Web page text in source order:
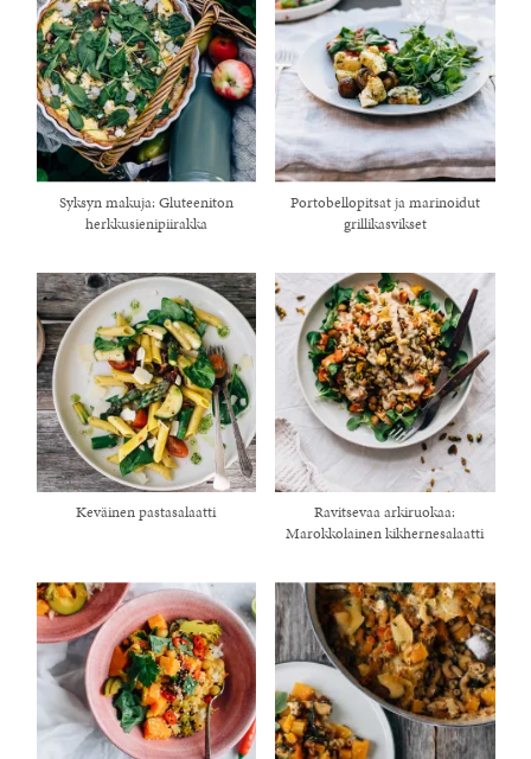
Syksyn makuja: Gluteeniton
herkkusienipiirakka
Portobellopitsat ja marinoidut
grillikasvikset
Keväinen pastasalaatti
Ravitsevaa arkiruokaa:
Marokkolainen kikhernesalaatti